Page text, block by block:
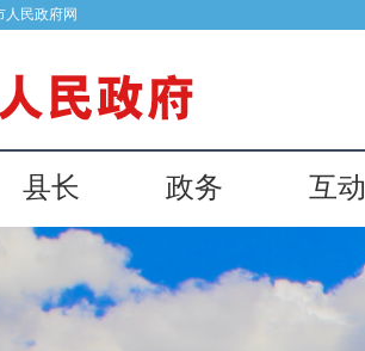
人民政府网
县长 政务 互动